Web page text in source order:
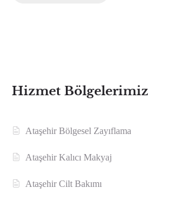
Hizmet Bölgelerimiz
Ataşehir Bölgesel Zayıflama
Ataşehir Kalıcı Makyaj
Ataşehir Cilt Bakımı